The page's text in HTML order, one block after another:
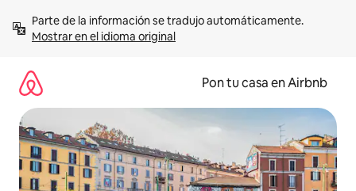
contenidoMostrar en el idioma original
Pon tu casa en Airbnb